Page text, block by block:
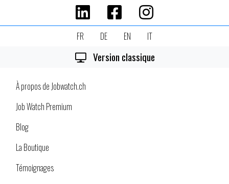
FR DE EN IT
Version classique
À propos de Jobwatch.ch
Job Watch Premium
Blog
La Boutique
Témoignages